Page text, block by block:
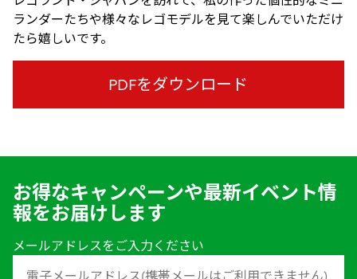
ランダーたちや様々なレゴモデルを見て楽しんでいただけ
たら嬉しいです。
PDFをダウンロード
お得なキャンペーンや最新イベント情
報をお届けします
メールアドレスをご入力ください